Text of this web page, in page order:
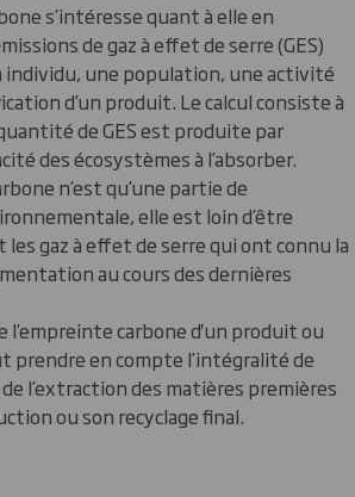
s’intéresse quant à elle en
de gaz à effet de serre (GES)
individu, une population, une activité
d’un produit. Le calcul consiste à
de GES est produite par
des écosystèmes à l’absorber.
n’est qu’une partie de
elle est loin d’être
les gaz à effet de serre qui ont connu la
au cours des dernières
l’empreinte carbone d'un produit ou
prendre en compte l’intégralité de
l’extraction des matières premières
ou son recyclage final.